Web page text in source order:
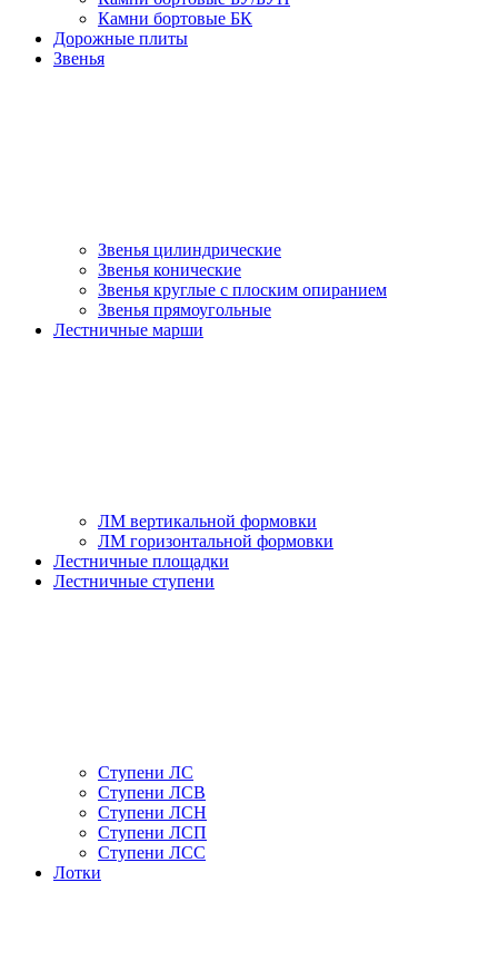
Камни бортовые БК
Дорожные плиты
Звенья
Звенья цилиндрические
Звенья конические
Звенья круглые с плоским опиранием
Звенья прямоугольные
Лестничные марши
ЛМ вертикальной формовки
ЛМ горизонтальной формовки
Лестничные площадки
Лестничные ступени
Ступени ЛС
Ступени ЛСВ
Ступени ЛСН
Ступени ЛСП
Ступени ЛСС
Лотки